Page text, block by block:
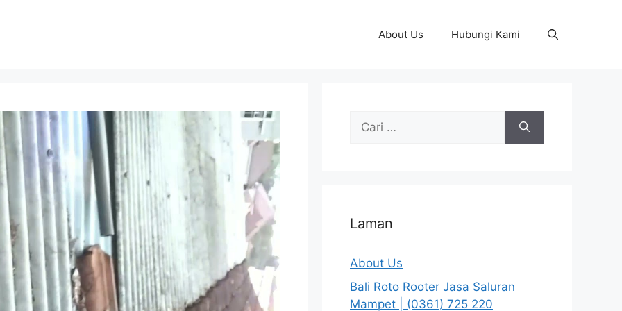
About Us Hubungi Kami
Cari
Laman
About Us
Bali Roto Rooter Jasa Saluran
Mampet | (0361) 725 220